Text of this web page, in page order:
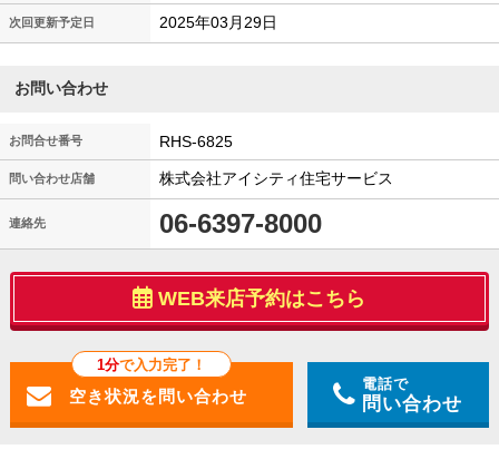
次回更新予定日 2025年03月29日
お問い合わせ
お問合せ番号 RHS-6825
問い合わせ店舗 株式会社アイシティ住宅サービス
連絡先 06-6397-8000
WEB来店予約はこちら
1分で入力完了！
電話で
問い合わせ